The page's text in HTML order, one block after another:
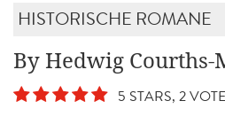
HISTORISCHE ROMANE
By Hedwig Courths-
5 STARS, 2